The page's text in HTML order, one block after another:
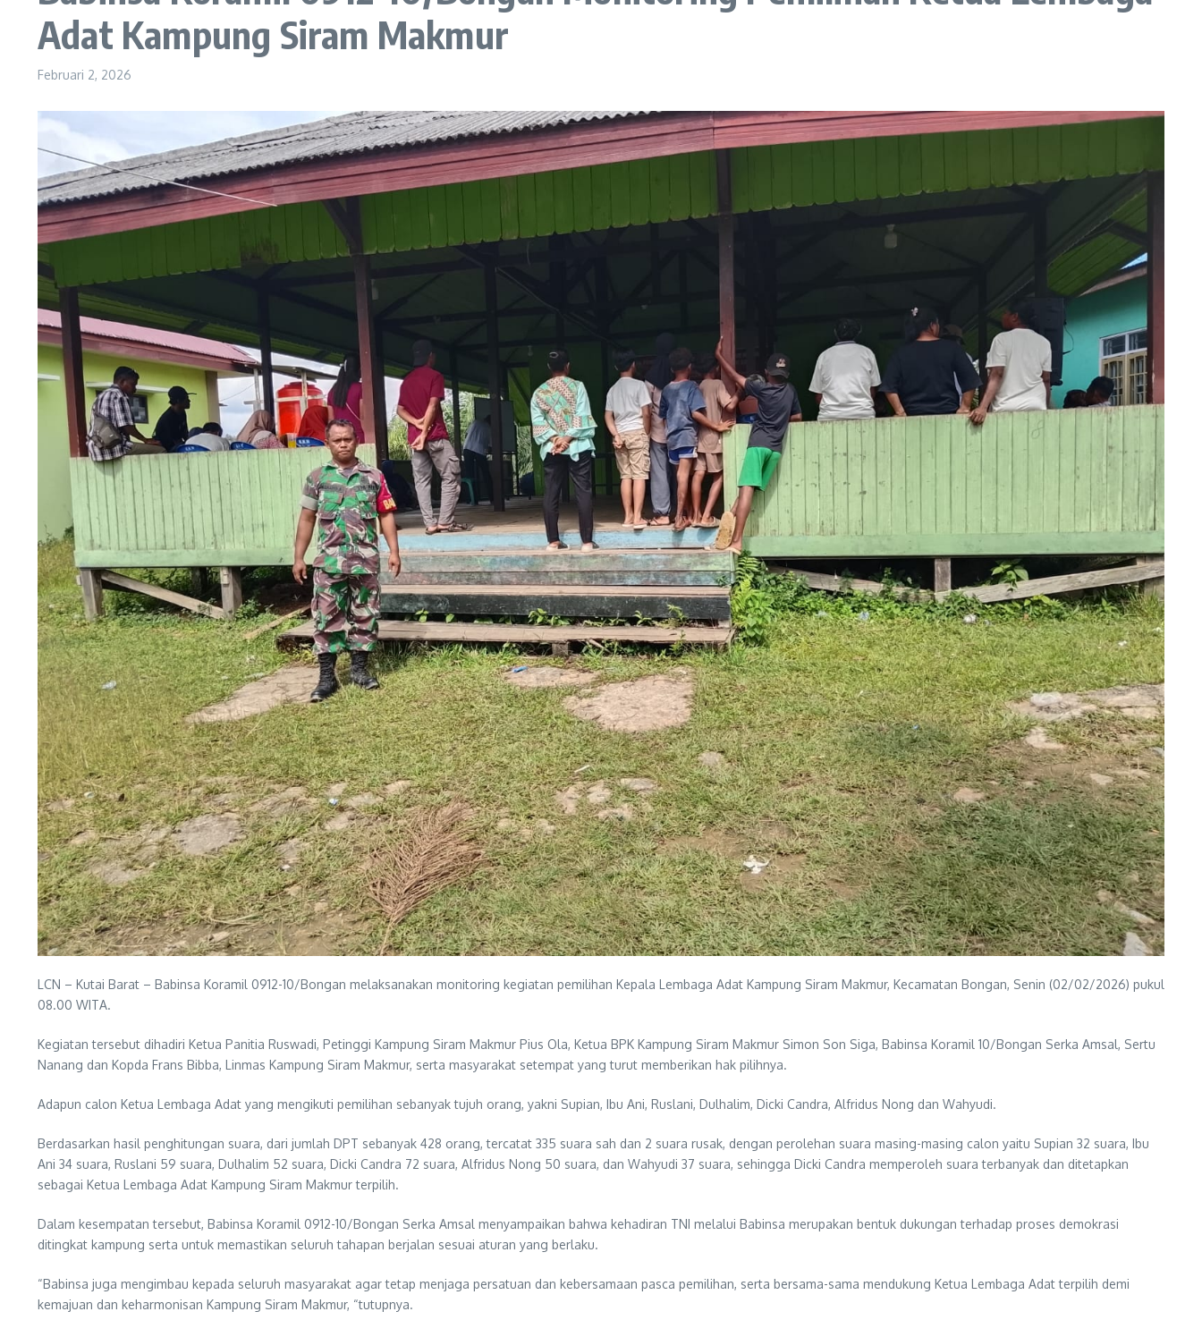
Adat Kampung Siram Makmur
Februari 2, 2026
LCN – Kutai Barat – Babinsa Koramil 0912-10/Bongan melaksanakan monitoring kegiatan pemilihan Kepala Lembaga Adat Kampung Siram Makmur, Kecamatan Bongan, Senin (02/02/2026) pukul
08.00 WITA.
Kegiatan tersebut dihadiri Ketua Panitia Ruswadi, Petinggi Kampung Siram Makmur Pius Ola, Ketua BPK Kampung Siram Makmur Simon Son Siga, Babinsa Koramil 10/Bongan Serka Amsal, Sertu
Nanang dan Kopda Frans Bibba, Linmas Kampung Siram Makmur, serta masyarakat setempat yang turut memberikan hak pilihnya.
Adapun calon Ketua Lembaga Adat yang mengikuti pemilihan sebanyak tujuh orang, yakni Supian, Ibu Ani, Ruslani, Dulhalim, Dicki Candra, Alfridus Nong dan Wahyudi.
Berdasarkan hasil penghitungan suara, dari jumlah DPT sebanyak 428 orang, tercatat 335 suara sah dan 2 suara rusak, dengan perolehan suara masing-masing calon yaitu Supian 32 suara, Ibu
Ani 34 suara, Ruslani 59 suara, Dulhalim 52 suara, Dicki Candra 72 suara, Alfridus Nong 50 suara, dan Wahyudi 37 suara, sehingga Dicki Candra memperoleh suara terbanyak dan ditetapkan
sebagai Ketua Lembaga Adat Kampung Siram Makmur terpilih.
Dalam kesempatan tersebut, Babinsa Koramil 0912-10/Bongan Serka Amsal menyampaikan bahwa kehadiran TNI melalui Babinsa merupakan bentuk dukungan terhadap proses demokrasi
ditingkat kampung serta untuk memastikan seluruh tahapan berjalan sesuai aturan yang berlaku.
“Babinsa juga mengimbau kepada seluruh masyarakat agar tetap menjaga persatuan dan kebersamaan pasca pemilihan, serta bersama-sama mendukung Ketua Lembaga Adat terpilih demi
kemajuan dan keharmonisan Kampung Siram Makmur, “tutupnya.